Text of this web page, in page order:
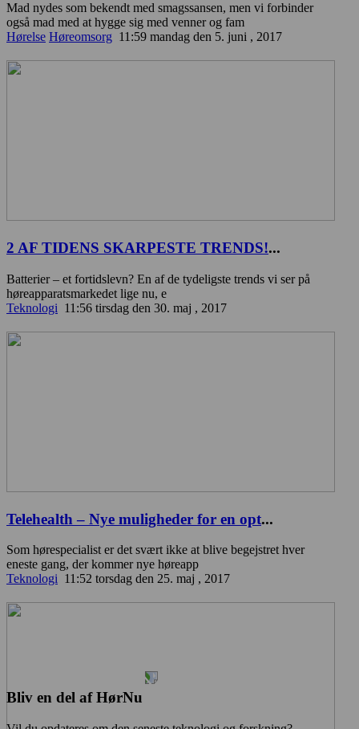
Mad nydes som bekendt med smagssansen, men vi forbinder
også mad med at hygge sig med venner og fam
Hørelse Høreomsorg 11:59 mandag den 5. juni , 2017
2 AF TIDENS SKARPESTE TRENDS!...
Batterier – et fortidslevn? En af de tydeligste trends vi ser på
høreapparatsmarkedet lige nu, e
Teknologi 11:56 tirsdag den 30. maj , 2017
Telehealth – Nye muligheder for en opt...
Som hørespecialist er det svært ikke at blive begejstret hver
eneste gang, der kommer nye høreapp
Teknologi 11:52 torsdag den 25. maj , 2017
Bliv en del af HørNu